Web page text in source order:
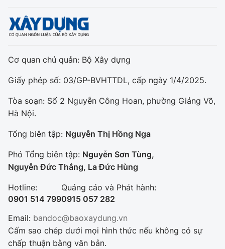
Cơ quan chủ quản: Bộ Xây dựng
Giấy phép số: 03/GP-BVHTTDL, cấp ngày 1/4/2025.
Tòa soạn: Số 2 Nguyễn Công Hoan, phường Giảng Võ,
Hà Nội.
Tổng biên tập: Nguyễn Thị Hồng Nga
Phó Tổng biên tập: Nguyễn Sơn Tùng,
Nguyễn Đức Thắng, La Đức Hùng
Hotline:
0901 514 799
Quảng cáo và Phát hành:
0915 057 282
Email: bandoc@baoxaydung.vn
Cấm sao chép dưới mọi hình thức nếu không có sự
chấp thuận bằng văn bản.